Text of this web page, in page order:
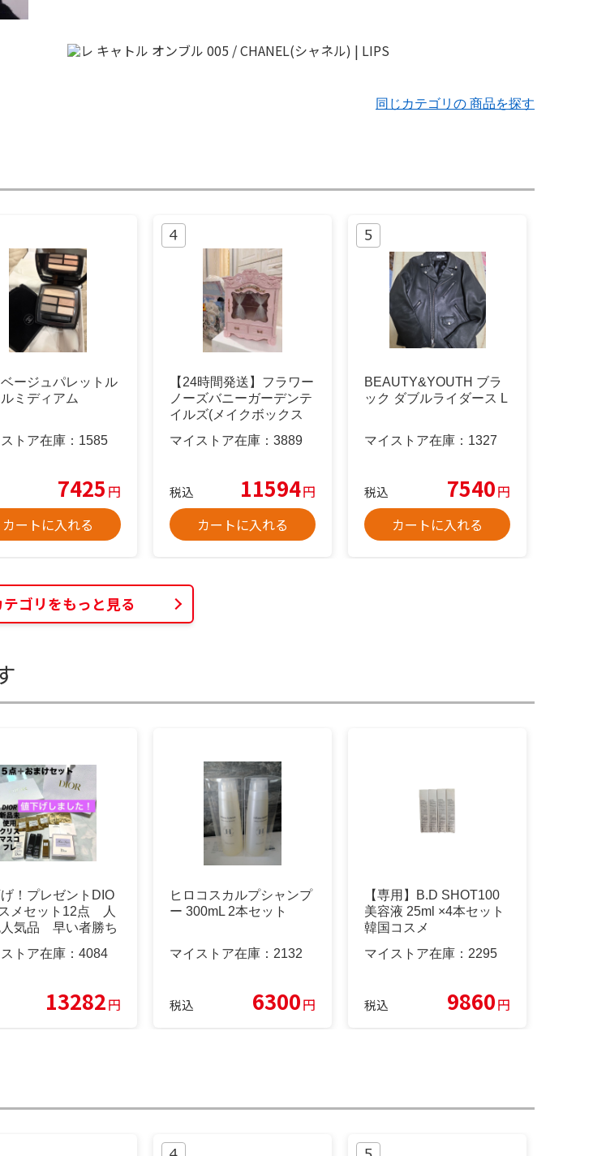
同じカテゴリの 商品を探す
ージュパレットル
ミディアム
トア在庫： 1585
7425 円
カートに入れる
【24時間発送】フラワー
ノーズバニーガーデンテ
イルズ(メイクボックス
マイストア在庫： 3889
税込 11594円
カートに入れる
BEAUTY&YOUTH ブラ
ック ダブルライダース L
マイストア在庫： 1327
税込 7540円
カートに入れる
テゴリをもっと見る
！プレゼントDIO
メセット12点 人
気品 早い者勝ち
トア在庫： 4084
13282円
ヒロコスカルプシャンプ
ー 300mL 2本セット
マイストア在庫： 2132
税込 6300円
【専用】B.D SHOT100
美容液 25ml ×4本セット
韓国コスメ
マイストア在庫： 2295
税込 9860円